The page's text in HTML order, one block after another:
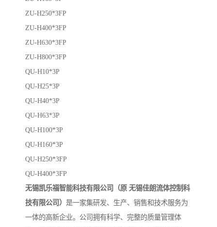
ZU-H250*3FP
ZU-H400*3FP
ZU-H630*3FP
ZU-H800*3FP
QU-H10*3P
QU-H25*3P
QU-H40*3P
QU-H63*3P
QU-H100*3P
QU-H160*3P
QU-H250*3FP
QU-H400*3FP
无锡凯乐福智能科技有限公司（原 无锡佳朗流体控制科
技有限公司） 是一家集研发、生产、销售和技术服务为
一体的高新企业。公司拥有科学、完整的质量管理体